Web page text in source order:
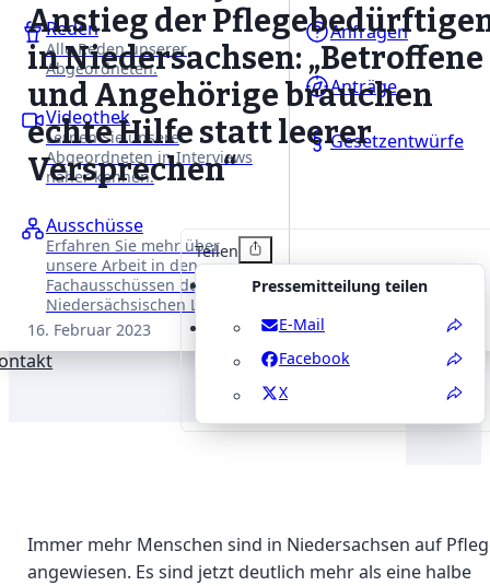
Reden
Alle Reden unserer
Abgeordneten.
Videothek
Lernen Sie unsere
Abgeordneten in Interviews
näher kennen.
Ausschüsse
Erfahren Sie mehr über
unsere Arbeit in den
Fachausschüssen des
Niedersächsischen Landtages.
Anfragen
Anträge
Gesetzentwürfe
Anstieg der
in Niedersachsen: „Betroffene
und Angehörige brauchen
echte Hilfe statt leerer
Versprechen“
16. Februar 2023
Teilen
Pressemitteilung teilen
E-Mail
Facebook
X
Immer mehr Menschen sind in Niedersachsen auf
angewiesen. Es sind jetzt deutlich mehr als eine halbe